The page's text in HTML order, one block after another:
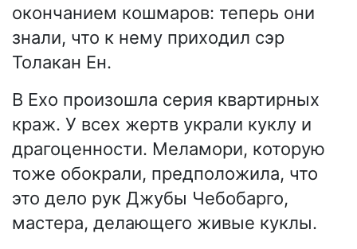
окончанием кошмаров: теперь они
знали, что к нему приходил сэр
Толакан Ен.
В Ехо произошла серия квартирных
краж. У всех жертв украли куклу и
драгоценности. Меламори, которую
тоже обокрали, предположила, что
это дело рук Джубы Чебобарго,
мастера, делающего живые куклы.